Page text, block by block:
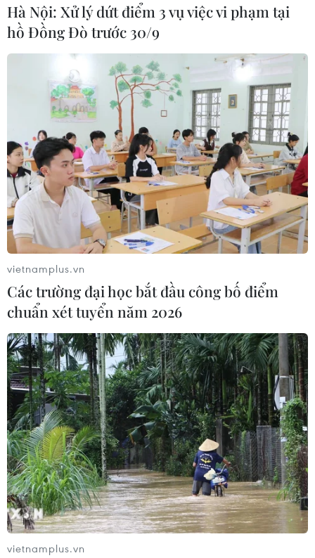
Hà Nội: Xử lý dứt điểm 3 vụ việc vi phạm tại
hồ Đồng Đò trước 30/9
vietnamplus.vn
Các trường đại học bắt đầu công bố điểm
chuẩn xét tuyển năm 2026
vietnamplus.vn